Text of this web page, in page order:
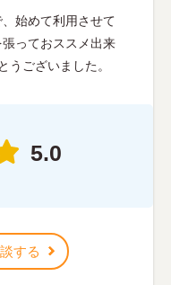
始めて利用させて
っておススメ出来
うございました。
5.0
する